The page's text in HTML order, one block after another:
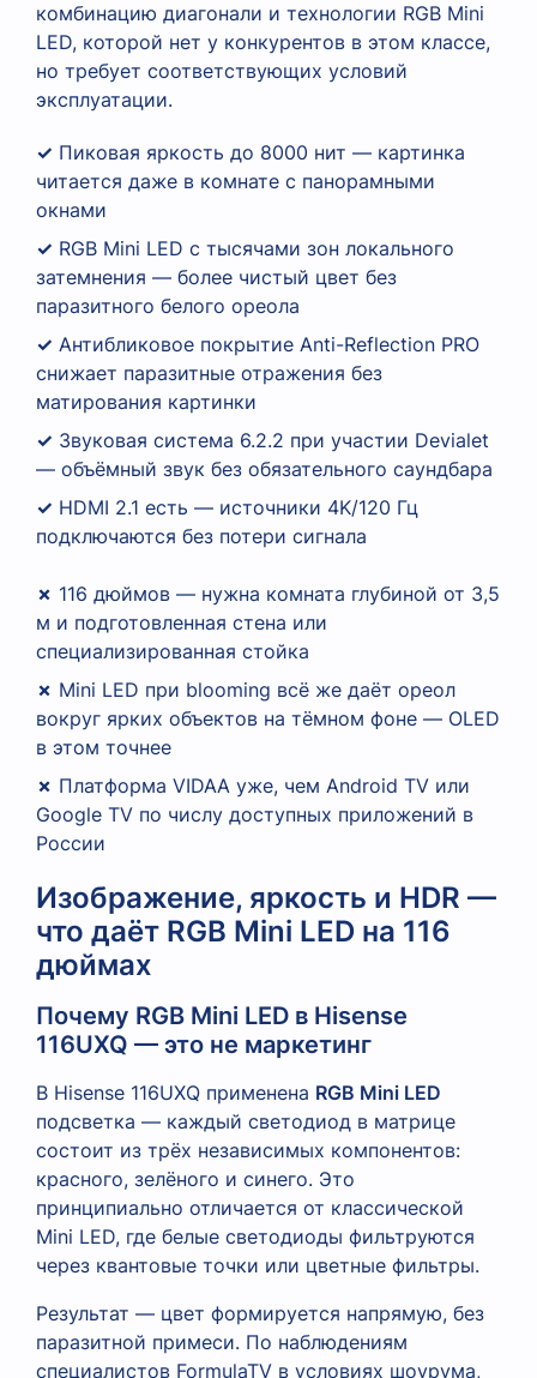
комбинацию диагонали и технологии RGB Mini
LED, которой нет у конкурентов в этом классе,
но требует соответствующих условий
эксплуатации.
✓ Пиковая яркость до 8000 нит — картинка
читается даже в комнате с панорамными
окнами
✓ RGB Mini LED с тысячами зон локального
затемнения — более чистый цвет без
паразитного белого ореола
✓ Антибликовое покрытие Anti-Reflection PRO
снижает паразитные отражения без
матирования картинки
✓ Звуковая система 6.2.2 при участии Devialet
— объёмный звук без обязательного саундбара
✓ HDMI 2.1 есть — источники 4K/120 Гц
подключаются без потери сигнала
✗ 116 дюймов — нужна комната глубиной от 3,5
м и подготовленная стена или
специализированная стойка
✗ Mini LED при blooming всё же даёт ореол
вокруг ярких объектов на тёмном фоне — OLED
в этом точнее
✗ Платформа VIDAA уже, чем Android TV или
Google TV по числу доступных приложений в
России
Изображение, яркость и HDR —
что даёт RGB Mini LED на 116
дюймах
Почему RGB Mini LED в Hisense
116UXQ — это не маркетинг
В Hisense 116UXQ применена RGB Mini LED
подсветка — каждый светодиод в матрице
состоит из трёх независимых компонентов:
красного, зелёного и синего. Это
принципиально отличается от классической
Mini LED, где белые светодиоды фильтруются
через квантовые точки или цветные фильтры.
Результат — цвет формируется напрямую, без
паразитной примеси. По наблюдениям
специалистов FormulaTV в условиях шоурума,